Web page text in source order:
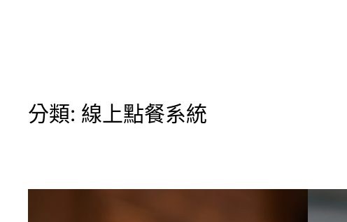
分類: 線上點餐系統